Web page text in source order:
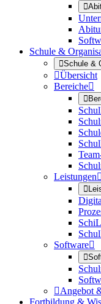

Schule &
Schule &
Übersicht
Bereiche

Leistungen

Software

Angebot
Fortbildung &